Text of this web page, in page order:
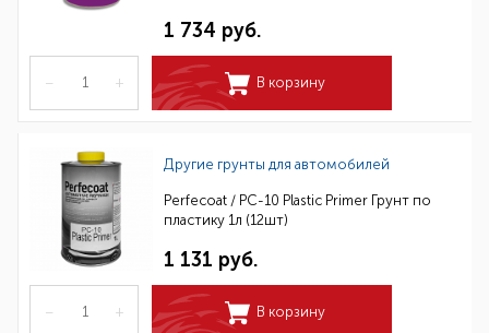
1 734 руб.
– + В корзину
Другие грунты для автомобилей
Perfecoat / PC-10 Plastic Primer Грунт по
пластику 1л (12шт)
1 131 руб.
– + В корзину